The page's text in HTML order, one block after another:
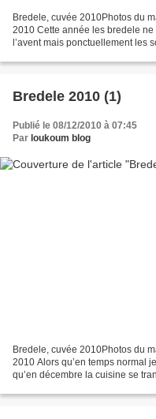
Bredele, cuvée 2010Photos du
2010 Cette année les bredele ne
l’avent mais ponctuellement les
Bredele 2010 (1)
Publié le 08/12/2010 à 07:45
Par loukoum blog
Bredele, cuvée 2010Photos du
2010 Alors qu’en temps normal
qu’en décembre la cuisine se